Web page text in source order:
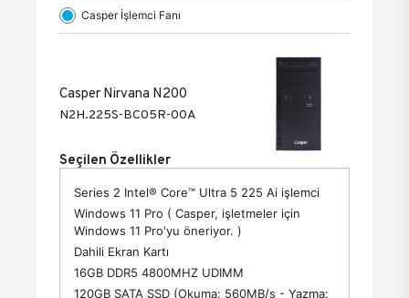
Casper İşlemci Fanı
Casper Nirvana N200
N2H.225S-BC05R-00A
Seçilen Özellikler
Series 2 Intel® Core™ Ultra 5 225 Ai işlemci
Windows 11 Pro ( Casper, işletmeler için
Windows 11 Pro'yu öneriyor. )
Dahili Ekran Kartı
16GB DDR5 4800MHZ UDIMM
120GB SATA SSD (Okuma: 560MB/s - Yazma: